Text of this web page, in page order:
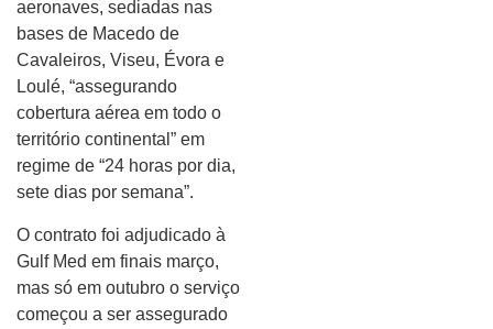
aeronaves, sediadas nas
bases de Macedo de
Cavaleiros, Viseu, Évora e
Loulé, “assegurando
cobertura aérea em todo o
território continental” em
regime de “24 horas por dia,
sete dias por semana”.
O contrato foi adjudicado à
Gulf Med em finais março,
mas só em outubro o serviço
começou a ser assegurado